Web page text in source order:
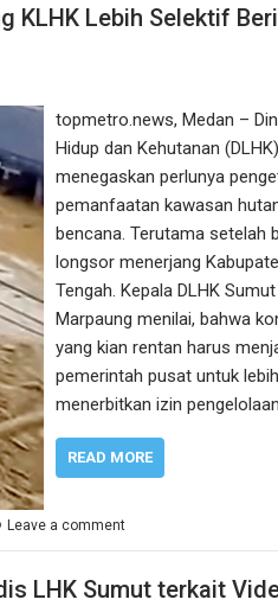
KLHK Lebih Selektif
topmetro.news, Medan –
Hidup dan Kehutanan
menegaskan perlunya
pemanfaatan kawasan
bencana. Terutama setelah
longsor menerjang
Tengah. Kepala DLHK
Marpaung menilai, bahwa
yang kian rentan harus
pemerintah pusat untuk
menerbitkan izin
READ MORE
Leave a comment
LHK Sumut terkait